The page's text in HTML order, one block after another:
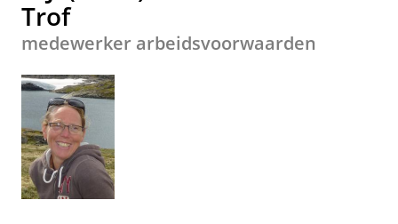
Trof
medewerker arbeidsvoorwaarden